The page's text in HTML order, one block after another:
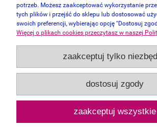
Informacje
Panel Klienta
Zakupy
Pomoc
potrzeb. Możesz zaakceptować wykorzystanie
tych plików i przejść do sklepu lub dostosować
swoich preferencji, wybierając opcję "Dostosuj
Więcej o plikach cookies przeczytasz w naszej
zaakceptuj tylko
dostosuj zgody
zaakceptuj wszystkie